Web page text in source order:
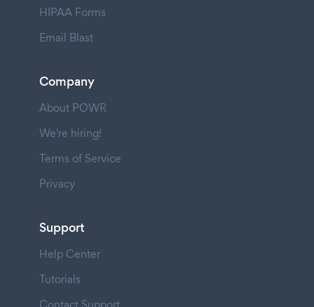
HIPAA Forms
Email Blast
Company
About POWR
We're hiring!
Terms of Service
Privacy
Support
Help Center
Tutorials